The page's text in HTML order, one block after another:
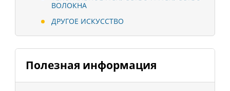
ВОЛОКНА
ДРУГОЕ ИСКУССТВО
Полезная информация